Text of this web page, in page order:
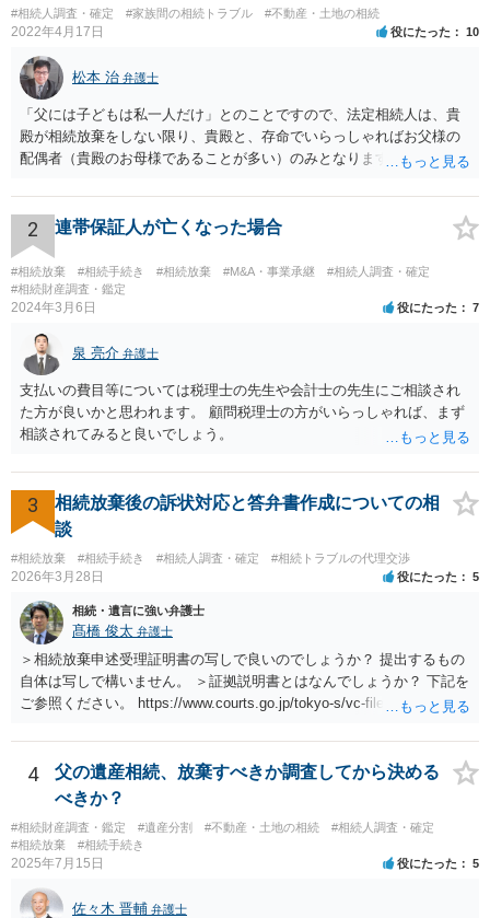
#相続人調査・確定 #家族間の相続トラブル #不動産・土地の相続
2022年4月17日 役にたった 10
松本 治 弁護士
「父には子どもは私一人だけ」とのことですので、法定相続人は、貴
殿が相続放棄をしない限り、貴殿と、存命でいらっしゃればお父様の
配偶者（貴殿のお母様であることが多い）のみとなります。遺言がな
2 連帯保証人が亡くなった場合
#相続放棄 #相続手続き #相続放棄 #M&A・事業承継
#相続人調査・確定
#相続財産調査・鑑定
2024年3月6日 役にたった 7
泉 亮介 弁護士
支払いの費目等については税理士の先生や会計士の先生にご相談され
た方が良いかと思われます。 顧問税理士の方がいらっしゃれば、まず
相談されてみると良いでしょう。
3
相続放棄後の訴状対応と答弁書作成についての相
談
#相続放棄 #相続手続き #相続人調査・確定 #相続トラブルの代理交渉
2026年3月28日 役にたった 5
相続・遺言に強い弁護士
髙橋 俊太 弁護士
＞相続放棄申述受理証明書の写しで良いのでしょうか？ 提出するもの
自体は写しで構いません。 ＞証拠説明書とはなんでしょうか？ 下記を
ご参照ください。 https://www.courts.go.jp/tokyo-s/vc-files/tokyo-s/file/
4
父の遺産相続、放棄すべきか調査してから決める
べきか？
#相続財産調査・鑑定 #遺産分割 #不動産・土地の相続
#相続人調査・確定
#相続放棄
#相続手続き
2025年7月15日 役にたった 5
佐々木 晋輔 弁護士